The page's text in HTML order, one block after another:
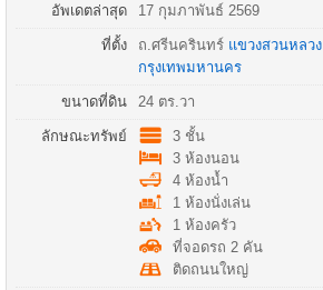
อัพเดตล่าสุด 17 กุมภาพันธ์ 2569
ที่ตั้ง ถ. ศรีนครินทร์ แขวงสวนหลวง
กรุงเทพมหานคร
ขนาดที่ดิน 24 ตร.วา
ลักษณะทรัพย์
3 ชั้น
3 ห้องนอน
4 ห้องน้ำ
1 ห้องนั่งเล่น
1 ห้องครัว
ที่จอดรถ 2 คัน
ติดถนนใหญ่